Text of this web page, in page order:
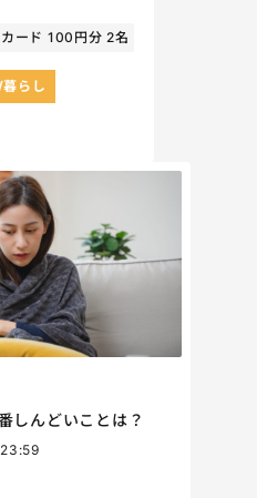
ード 100円分 2名
らし
しんどいことは？